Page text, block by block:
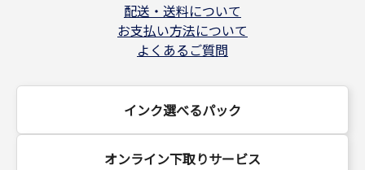
配送・送料について
お支払い方法について
よくあるご質問
インク選べるパック
オンライン下取りサービス